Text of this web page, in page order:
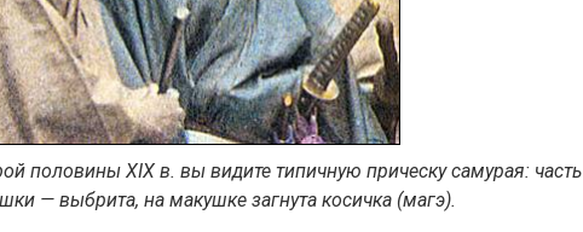
половины XIX в. вы видите типичную прическу самурая: часть
— выбрита, на макушке загнута косичка (магэ).